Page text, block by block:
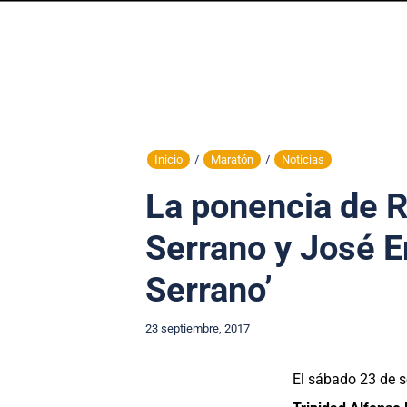
Inicio / Maratón / Noticias
La ponencia de
Serrano y José
Serrano’
23 septiembre, 2017
El sábado 23 de